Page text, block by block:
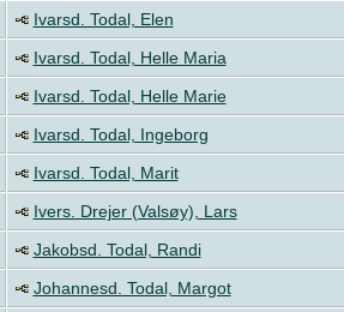
Ivarsd. Todal, Elen
Ivarsd. Todal, Helle Maria
Ivarsd. Todal, Helle Marie
Ivarsd. Todal, Ingeborg
Ivarsd. Todal, Marit
Ivers. Drejer (Valsøy), Lars
Jakobsd. Todal, Randi
Johannesd. Todal, Margot